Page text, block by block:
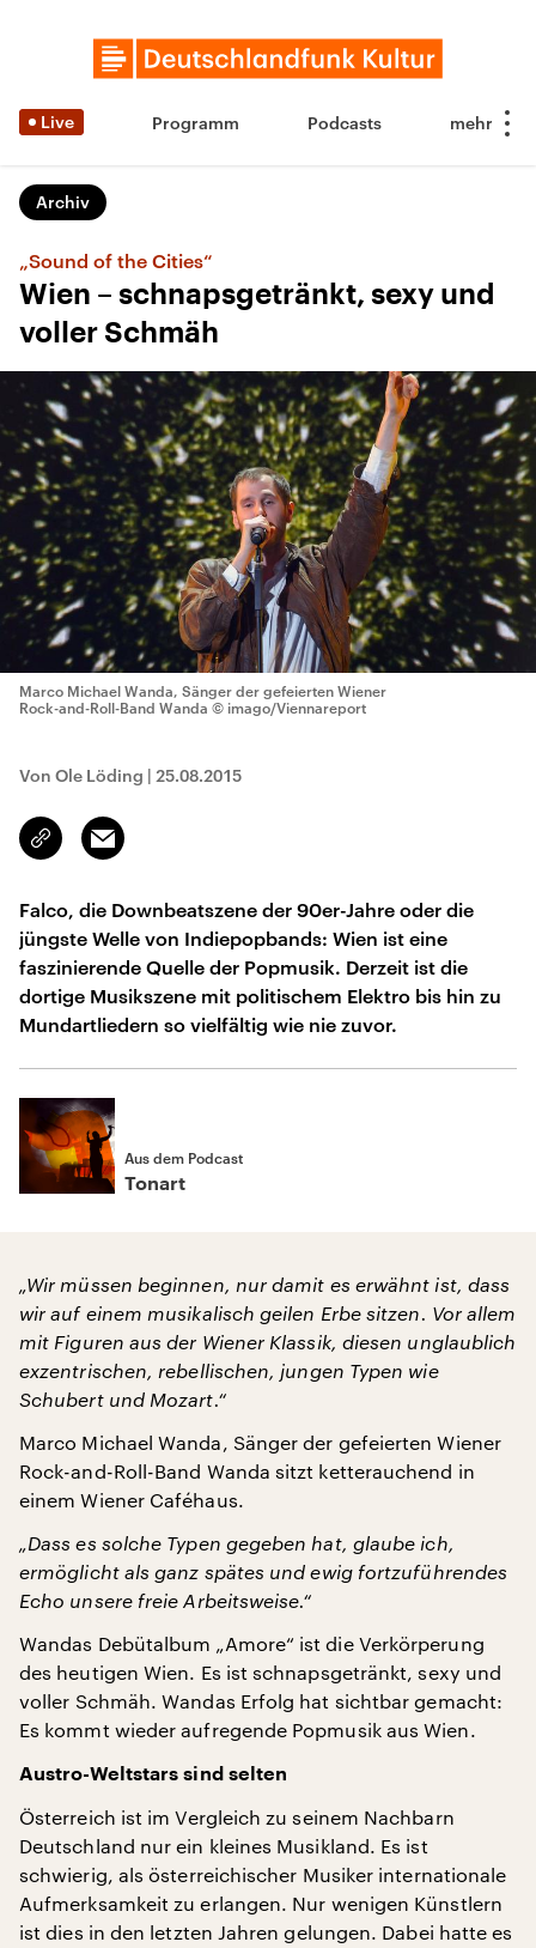
Live Programm Podcasts
Archiv
„Sound of the Cities“
Wien – schnapsgetränkt, sexy und
voller Schmäh
Marco Michael Wanda, Sänger der gefeierten Wiener
Rock-and-Roll-Band Wanda © imago/Viennareport
Von Ole Löding | 25.08.2015
Link
kopieren/teilen
Email
Falco, die Downbeatszene der 90er-Jahre oder die
jüngste Welle von Indiepopbands: Wien ist eine
faszinierende Quelle der Popmusik. Derzeit ist die
dortige Musikszene mit politischem Elektro bis hin zu
Mundartliedern so vielfältig wie nie zuvor.
Aus dem Podcast
Tonart
„Wir müssen beginnen, nur damit es erwähnt ist, dass
wir auf einem musikalisch geilen Erbe sitzen. Vor allem
mit Figuren aus der Wiener Klassik, diesen unglaublich
exzentrischen, rebellischen, jungen Typen wie
Schubert und Mozart.“
Marco Michael Wanda, Sänger der gefeierten Wiener
Rock-and-Roll-Band Wanda sitzt ketterauchend in
einem Wiener Caféhaus.
„Dass es solche Typen gegeben hat, glaube ich,
ermöglicht als ganz spätes und ewig fortzuführendes
Echo unsere freie Arbeitsweise.“
Wandas Debütalbum „Amore“ ist die Verkörperung
des heutigen Wien. Es ist schnapsgetränkt, sexy und
voller Schmäh. Wandas Erfolg hat sichtbar gemacht:
Es kommt wieder aufregende Popmusik aus Wien.
Austro-Weltstars sind selten
Österreich ist im Vergleich zu seinem Nachbarn
Deutschland nur ein kleines Musikland. Es ist
schwierig, als österreichischer Musiker internationale
Aufmerksamkeit zu erlangen. Nur wenigen Künstlern
ist dies in den letzten Jahren gelungen. Dabei hatte es